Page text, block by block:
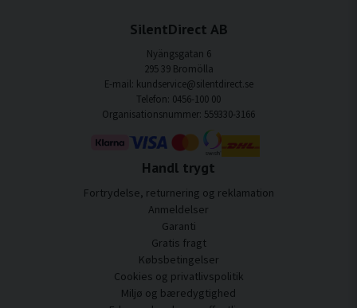
SilentDirect AB
Nyängsgatan 6
295 39 Bromölla
E-mail: kundservice@silentdirect.se
Telefon: 0456-100 00
Organisationsnummer: 559330-3166
Handl trygt
Fortrydelse, returnering og reklamation
Anmeldelser
Garanti
Gratis fragt
Købsbetingelser
Cookies og privatlivspolitik
Miljø og bæredygtighed